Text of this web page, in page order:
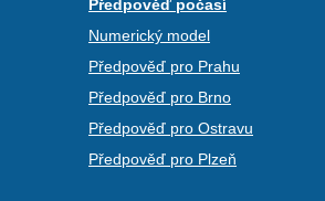
Předpověď počasí
Numerický model
Předpověď pro Prahu
Předpověď pro Brno
Předpověď pro Ostravu
Předpověď pro Plzeň